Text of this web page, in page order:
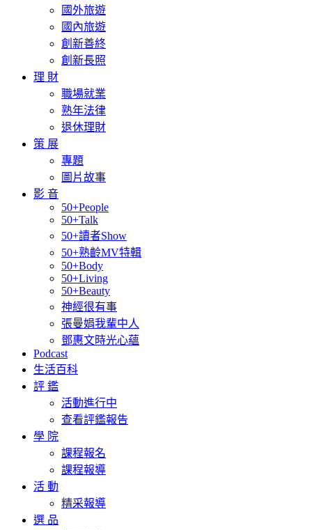
國外旅遊
國內旅遊
創新善終
創新長照
理 財
職場就業
熟年法律
退休理財
策 展
專題
圖片故事
影 音
50+People
50+Talk
50+讀者Show
50+熟齡MV特輯
50+Body
50+Living
50+Beauty
神經很有事
張曼娟我輩中人
鄧惠文時光心蘊
Podcast
生活百科
評 鑑
活動進行中
查看評鑑報告
學 院
課程報名
課程報導
活 動
精采報導
選 品